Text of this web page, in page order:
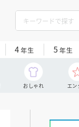
4年生 5 年生
おしゃれ エン